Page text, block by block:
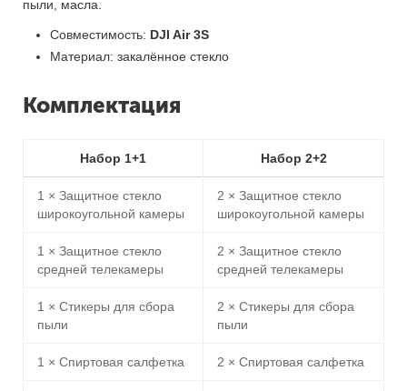
пыли, масла.
Совместимость: DJI Air 3S
Материал: закалённое стекло
Комплектация
Набор 1+1 Набор 2+2
1 × Защитное стекло
широкоугольной камеры
2 × Защитное стекло
широкоугольной камеры
1 × Защитное стекло
средней телекамеры
2 × Защитное стекло
средней телекамеры
1 × Стикеры для сбора
пыли
2 × Стикеры для сбора
пыли
1 × Спиртовая салфетка 2 × Спиртовая салфетка